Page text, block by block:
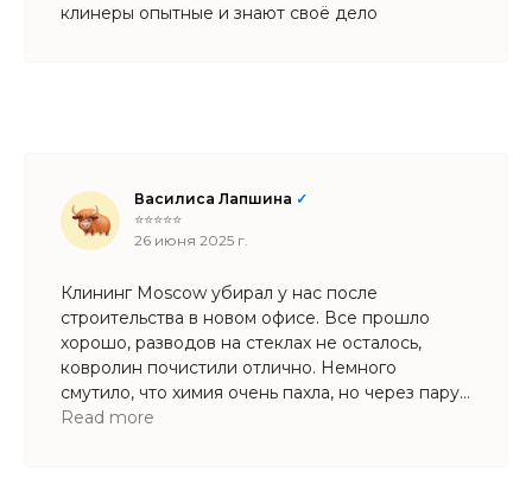
клинеры опытные и знают своё дело
Василиса Лапшина ✓
⭐⭐⭐⭐⭐
26 июня 2025 г.
Клининг Moscow убирал у нас после
строительства в новом офисе. Все прошло
хорошо, разводов на стеклах не осталось,
ковролин почистили отлично. Немного
смутило, что химия очень пахла, но через пару
часов запах выветрился. Со всем справились
Read more